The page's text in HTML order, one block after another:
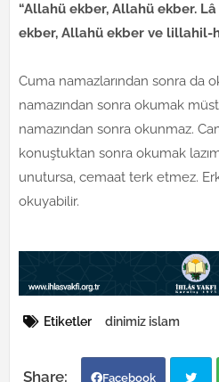
“Allahü ekber, Allahü ekber.
ekber, Allahü ekber ve lillahil-
Cuma namazlarından sonra da
namazından sonra okumak
namazından sonra okunmaz.
konuştuktan sonra okumak
unutursa, cemaat terk etmez.
okuyabilir.
Etiketler dinimiz islam
Facebook